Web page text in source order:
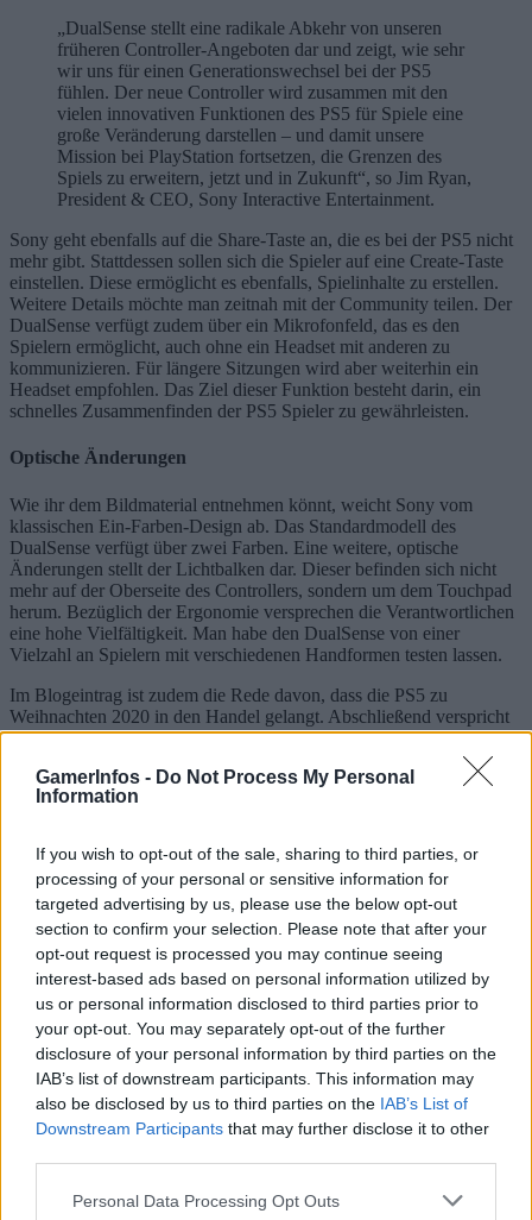
GamerInfos - Do Not Process My Personal
Information
If you wish to opt-out of the sale, sharing to third parties, or
processing of your personal or sensitive information for
targeted advertising by us, please use the below opt-out
section to confirm your selection. Please note that after your
opt-out request is processed you may continue seeing
interest-based ads based on personal information utilized by
us or personal information disclosed to third parties prior to
your opt-out. You may separately opt-out of the further
disclosure of your personal information by third parties on the
IAB’s list of downstream participants. This information may
also be disclosed by us to third parties on the IAB’s List of
Downstream Participants that may further disclose it to other
Personal Data Processing Opt Outs
„DualSense stellt eine radikale Abkehr von unseren
früheren Controller-Angeboten dar und zeigt, wie sehr
wir uns für einen Generationswechsel bei der PS5
fühlen. Der neue Controller wird zusammen mit den
vielen innovativen Funktionen des PS5 für Spiele eine
große Veränderung darstellen – und damit unsere
Mission bei PlayStation fortsetzen, die Grenzen des
Spiels zu erweitern, jetzt und in Zukunft“, so Jim Ryan,
President & CEO, Sony Interactive Entertainment.
Sony geht ebenfalls auf die Share-Taste an, die es bei der PS5 nicht
mehr gibt. Stattdessen sollen sich die Spieler auf eine Create-Taste
einstellen. Diese ermöglicht es ebenfalls, Spielinhalte zu erstellen.
Weitere Details möchte man zeitnah mit der Community teilen. Der
DualSense verfügt zudem über ein Mikrofonfeld, das es den
Spielern ermöglicht, auch ohne ein Headset mit anderen zu
kommunizieren. Für längere Sitzungen wird aber weiterhin ein
Headset empfohlen. Das Ziel dieser Funktion besteht darin, ein
schnelles Zusammenfinden der PS5 Spieler zu gewährleisten.
Optische Änderungen
Wie ihr dem Bildmaterial entnehmen könnt, weicht Sony vom
klassischen Ein-Farben-Design ab. Das Standardmodell des
DualSense verfügt über zwei Farben. Eine weitere, optische
Änderungen stellt der Lichtbalken dar. Dieser befinden sich nicht
mehr auf der Oberseite des Controllers, sondern um dem Touchpad
herum. Bezüglich der Ergonomie versprechen die Verantwortlichen
eine hohe Vielfältigkeit. Man habe den DualSense von einer
Vielzahl an Spielern mit verschiedenen Handformen testen lassen.
Im Blogeintrag ist zudem die Rede davon, dass die PS5 zu
Weihnachten 2020 in den Handel gelangt. Abschließend verspricht
man, in den kommenden Monaten weitere Details zur Next-Gen-
Konsole zu verraten. Wir behalten das Thema für euch im Auge.
Passender Tweet zur Enthüllung
A first look at DualSense, PS5’s new wireless
controller.
More details and images:https://t.co/SuaUVDkyvD
pic.twitter.com/ot5R1u5hsz
— PlayStation (@PlayStation)April 7, 2020
Weitere Neuigkeiten zur PS5
Sony hat noch einzigartige Funktionen im Gepäck
Spiele müssen nicht mehr komplett installiert werden
Abwärtskompatibilität bislang nicht für jedes PS4 Spiel
verfügbar
PS5 verfügt über ein 4K Blu ray Laufwerk